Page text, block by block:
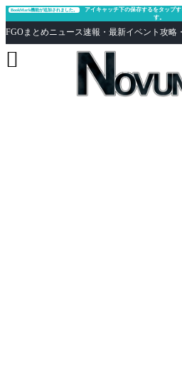
BookMark機能が追加されました。
アイキャッチ下の保存するをタップ
す。
